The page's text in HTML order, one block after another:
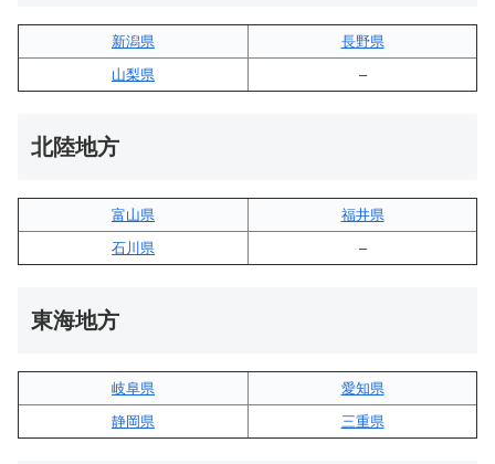
新潟県
長野県
山梨県
–
北陸地方
富山県
福井県
石川県
–
東海地方
岐阜県
愛知県
静岡県
三重県